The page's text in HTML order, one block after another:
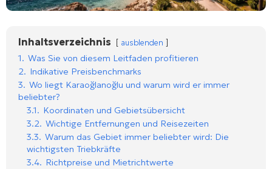
Inhaltsverzeichnis ausblenden
1. Was Sie von diesem Leitfaden profitieren
2. Indikative Preisbenchmarks
3. Wo liegt Karaoğlanoğlu und warum wird er immer
beliebter?
3.1. Koordinaten und Gebietsübersicht
3.2. Wichtige Entfernungen und Reisezeiten
3.3. Warum das Gebiet immer beliebter wird: Die
wichtigsten Triebkräfte
3.4. Richtpreise und Mietrichtwerte